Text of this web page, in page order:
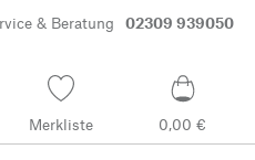
& Beratung 02309 939050
Merkliste 0,00 €